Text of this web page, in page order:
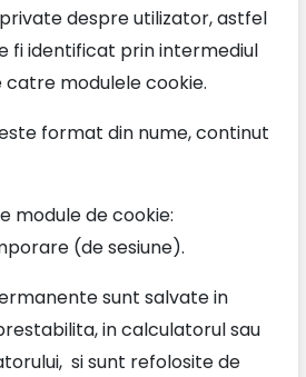
despre utilizator, astfel
fi identificat prin intermediul
modulele cookie.
format din nume, continut
module de cookie:
(de sesiune).
sunt salvate in
in calculatorul sau
si sunt refolosite de